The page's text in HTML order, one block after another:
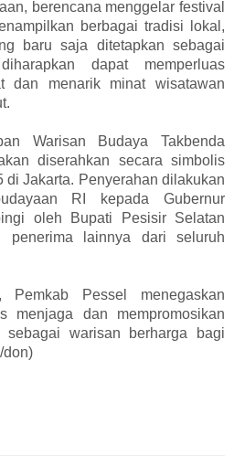
berencana menggelar festival
berbagai tradisi lokal,
baru saja ditetapkan sebagai
dapat memperluas
dan menarik minat wisatawan
Warisan Budaya Takbenda
diserahkan secara simbolis
di Jakarta. Penyerahan dilakukan
RI kepada Gubernur
oleh Bupati Pesisir Selatan
penerima lainnya dari seluruh
Pemkab Pessel menegaskan
menjaga dan mempromosikan
sebagai warisan berharga bagi
don)